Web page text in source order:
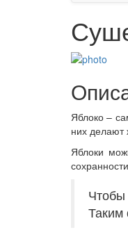
Яблоко –
них делают
Яблоки
Чтобы
Таким